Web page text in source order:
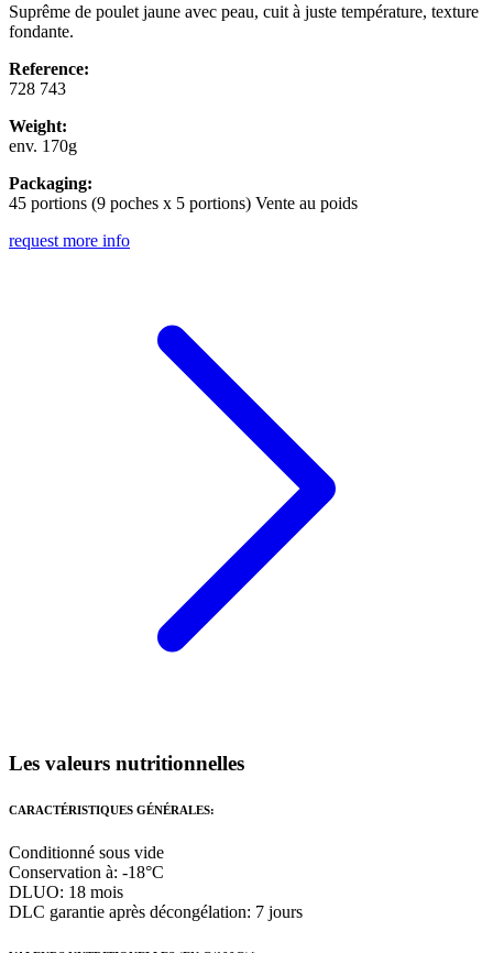
Suprême de poulet jaune avec peau, cuit à juste température, texture
fondante.
Reference:
728 743
Weight:
env. 170g
Packaging:
45 portions (9 poches x 5 portions) Vente au poids
request more info
Les valeurs nutritionnelles
CARACTÉRISTIQUES GÉNÉRALES:
Conditionné sous vide
Conservation à: -18°C
DLUO: 18 mois
DLC garantie après décongélation: 7 jours